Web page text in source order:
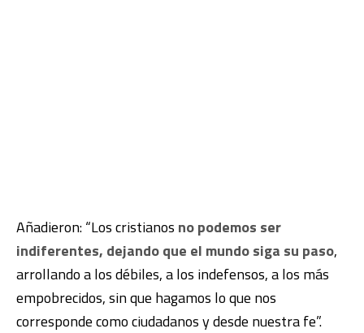
Añadieron: “Los cristianos no podemos ser
indiferentes, dejando que el mundo siga su paso,
arrollando a los débiles, a los indefensos, a los más
empobrecidos, sin que hagamos lo que nos
corresponde como ciudadanos y desde nuestra fe”.